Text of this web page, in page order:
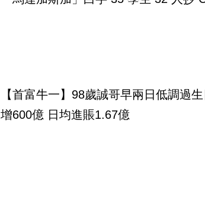
【首富牛一】98歲誠哥早兩日低調過
增600億 日均進賬1.67億